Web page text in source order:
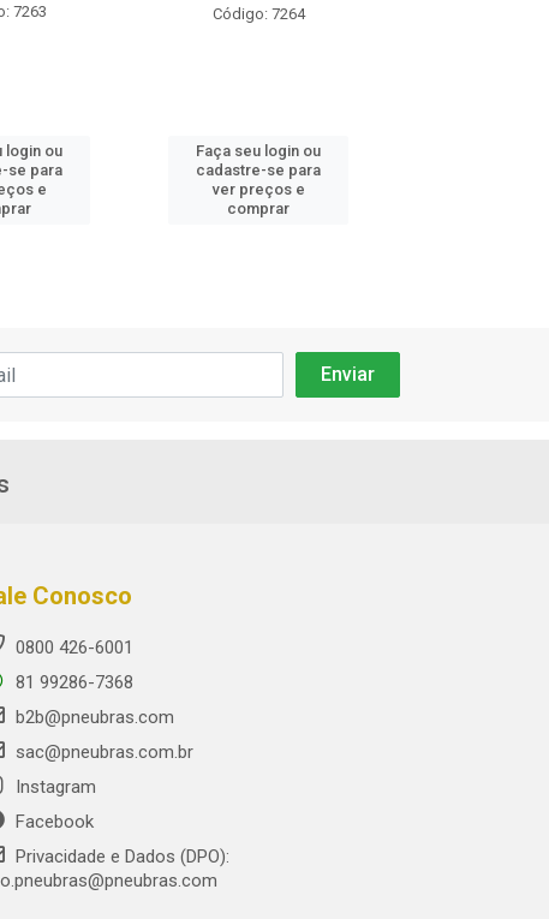
7263
login ou
se para
e
Código: 7264
Faça seu login ou
cadastre-se para
ver preços e
comprar
Conosco
0800 426-6001
81 99286-7368
b2b@pneubras.com
sac@pneubras.com.br
Instagram
Facebook
Privacidade e Dados (DPO):